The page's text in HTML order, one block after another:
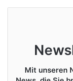
Mit unseren